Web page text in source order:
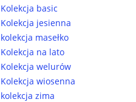
Kolekcja basic
Kolekcja jesienna
kolekcja masełko
Kolekcja na lato
Kolekcja welurów
Kolekcja wiosenna
kolekcja zima